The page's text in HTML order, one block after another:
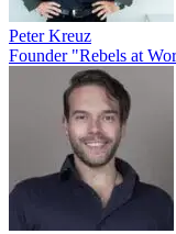
Peter Kreuz
Founder "Rebels at